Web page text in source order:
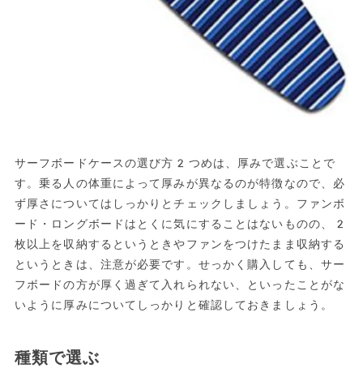
サーフボードケースの選び方2つめは、厚みで選ぶことで
す。乗る人の体重によって厚みが異なるのが特徴なので、必
ず厚さについてはしっかりとチェックしましょう。ファンボ
ード・ロングボードはとくに気にすることはないものの、2
枚以上を収納するというときやファンをつけたまま収納する
というときは、注意が必要です。せっかく購入しても、サー
フボードの方が厚く過ぎて入れられない、といったことがな
いように厚みについてしっかりと確認しておきましょう。
種類で選ぶ